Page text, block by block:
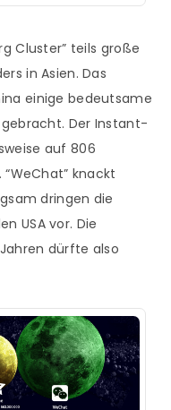
Cluster” teils große
in Asien. Das
einige bedeutsame
Der Instant-
auf 806
knackt
dringen die
USA vor. Die
dürfte also